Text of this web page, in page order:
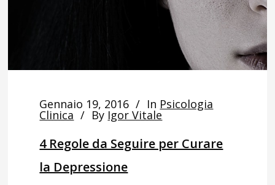
Gennaio 19, 2016 In Psicologia
Clinica By Igor Vitale
4 Regole da Seguire per Curare
la Depressione